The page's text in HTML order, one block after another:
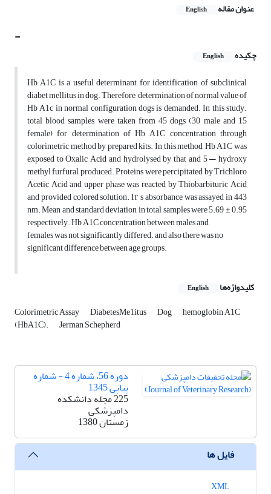
عنوان مقاله English
-
چکیده English
Hb A1C is a useful determinant for identification of subclinical
diabet mellitus in dog. Therefore, determination of normal value of
Hb A1c in normal configuration dogs is demanded. In this study.
total blood samples were taken from 45 dogs (30 male and 15
female) for determination of Hb A1C concentration through
colorimetric method by prepared kits. In this method, Hb A1C was
exposed to Oxalic Acid and hydrolysed by that and 5 — hydroxy
methyl furfural produced. Proteins were percipitated by Trichloro
Acetic Acid and upper phase was reacted by Thiobarbituric Acid
and provided colored solution. It’ s absorbance was assayed in 443
nm. Mean and standard deviation in total samples were 5.69 ± 0.95
respectively. Hb A1C concentration between males and
females was not significantly differed. and also there was no
significant difference between age groups.
کلیدواژه‌ها English
Colorimetric Assay DiabetesMe1itus Dog hemoglobin A1C
(HbA1C). Jerman Schepherd
دوره 56، شماره 4 - شماره
پیاپی 1345
225 مجله دانشکده
دامپزشکی
زمستان 1380
فایل ها